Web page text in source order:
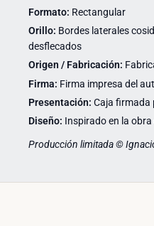
Formato: Rectangular
Orillo: Bordes laterales
desflecados
Origen / Fabricación:
Firma: Firma impresa del
Presentación: Caja firmada
Diseño: Inspirado en la
Producción limitada ©